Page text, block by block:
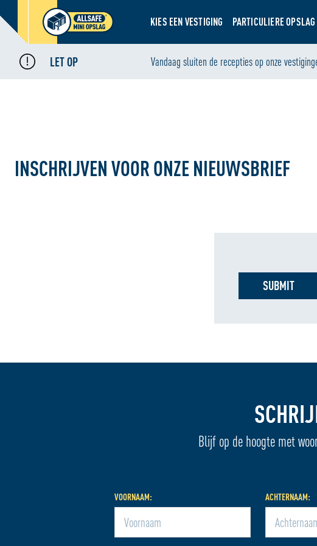
KIES EEN VESTIGING PARTICULIERE OPSLAG
LET OP Vandaag sluiten de recepties op onze
Home Inschrijven voor onze nieuwsbrief
INSCHRIJVEN VOOR ONZE NIEUWSBRIEF
SUBMIT
Blijf op de hoogte met
VOORNAAM: ACHTERNAAM: